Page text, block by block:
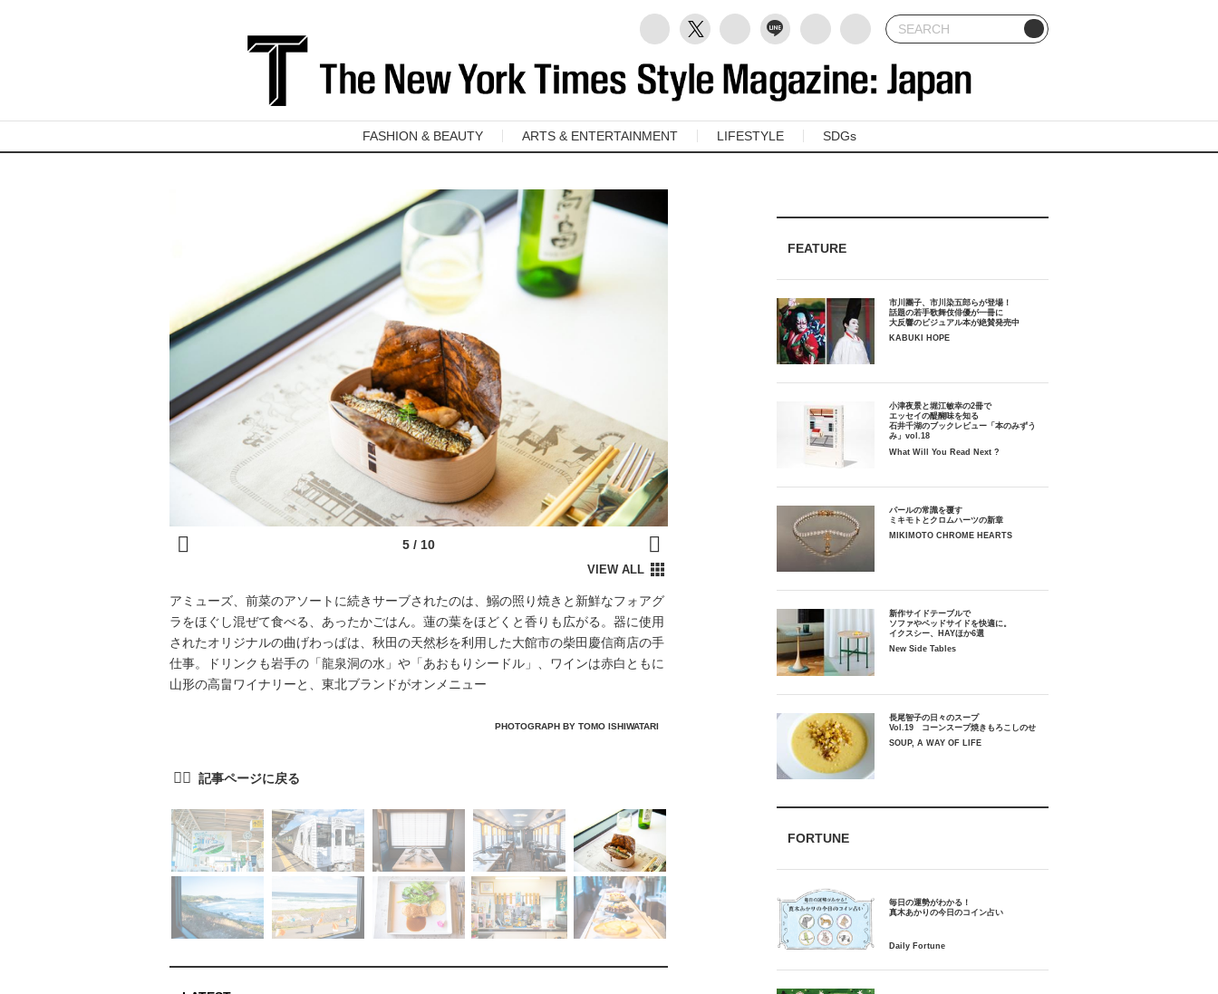
FASHION & BEAUTY ARTS & ENTERTAINMENT LIFESTYLE SDGs
アミューズ、前菜のアソートに続きサーブされたのは、鰯の照り焼きと新鮮なフォアグ
ラをほぐし混ぜて食べる、あったかごはん。蓮の葉をほどくと香りも広がる。器に使用
されたオリジナルの曲げわっぱは、秋田の天然杉を利用した大館市の柴田慶信商店の手
仕事。ドリンクも岩手の「龍泉洞の水」や「あおもりシードル」、ワインは赤白ともに
山形の高畠ワイナリーと、東北ブランドがオンメニュー
PHOTOGRAPH BY TOMO ISHIWATARI
FEATURE
市川團子、市川染五郎らが登場！
話題の若手歌舞伎俳優が一冊に
大反響のビジュアル本が絶賛発売中
KABUKI HOPE
小津夜景と堀江敏幸の2冊で
エッセイの醍醐味を知る
石井千湖のブックレビュー「本のみずう
み」vol.18
What Will You Read Next ?
パールの常識を覆す
ミキモトとクロムハーツの新章
MIKIMOTO CHROME HEARTS
新作サイドテーブルで
ソファやベッドサイドを快適に。
イクスシー、HAYほか6選
New Side Tables
長尾智子の日々のスープ
Vol.19 コーンスープ焼きもろこしのせ
SOUP, A WAY OF LIFE
FORTUNE
毎日の運勢がわかる！